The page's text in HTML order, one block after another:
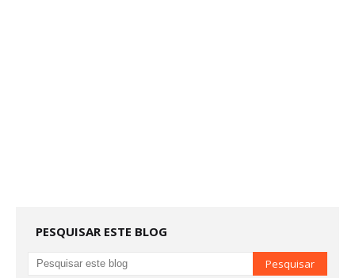
PESQUISAR ESTE BLOG